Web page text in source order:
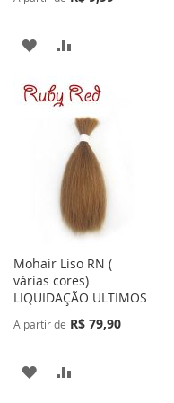
ADICIONAR
LISTA
DESEJOS
COMPARAR
Mohair Liso RN (
várias cores)
LIQUIDAÇÃO ULTIMOS
A partir de R$ 79,90
ADICIONAR